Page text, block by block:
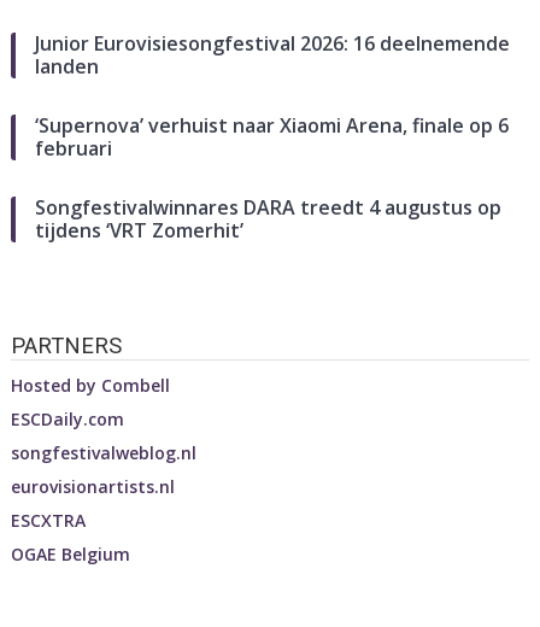
Junior Eurovisiesongfestival 2026: 16 deelnemende
landen
‘Supernova’ verhuist naar Xiaomi Arena, finale op 6
februari
Songfestivalwinnares DARA treedt 4 augustus op
tijdens ‘VRT Zomerhit’
PARTNERS
Hosted by Combell
ESCDaily.com
songfestivalweblog.nl
eurovisionartists.nl
ESCXTRA
OGAE Belgium